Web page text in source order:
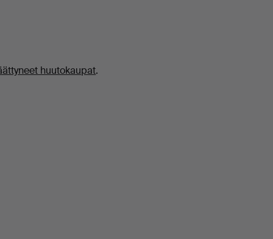
huutokaupat.